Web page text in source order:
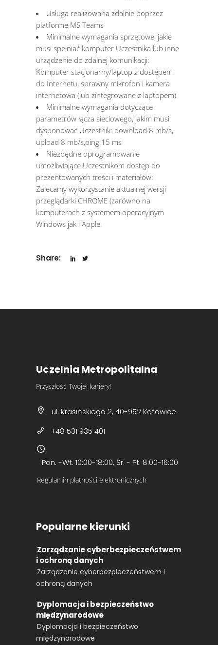
Usługa realizowana zdalnie poprzez
platformę MS Teams
Minimalne wymagania sprzętowe, jakie
musi spełniać komputer Uczestnika lub inne
urządzenie do zdalnej komunikacji:
Komputer stacjonarny/laptop z dostępem
do Internetu, sprawny mikrofon i kamera
internetowa (lub zintegrowane z laptopem)
Minimalne wymagania dotyczące
parametrów łącza sieciowego, jakim musi
dysponować Uczestnik: download 8 mb/s,
upload 8 mb/s,ping 15 ms
Niezbędne oprogramowanie
umożliwiające Uczestnikom dostęp do
prezentowanych treści i materiałów:
Zalecamy wykorzystanie aktualnej wersji
przeglądarki CHROME (zarówno na
komputerach z systemem operacyjnym
Windows jak i Apple.
Share:
Uczelnia Metropolitalna
Przyszłość Twojej kariery!
ul. Krasińskiego 2, 40-952 Katowice
+48 531 935 401
Pon. -Wt. 10:00-18:00, Śr. - Pt. 8:00-16:00
Regulamin płatności elektronicznych
Popularne kierunki
Zarządzanie cyberbezpieczeństwem
i ochroną danych
Zarządzanie cyberbezpieczeństwem i
ochroną danych
Dyplomacja i bezpieczeństwo
międzynarodowe
Dyplomacja i bezpieczeństwo
międzynarodowe